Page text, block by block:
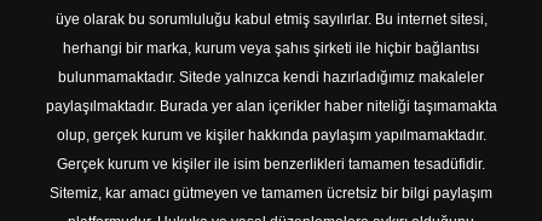
üye olarak bu sorumluluğu kabul etmiş sayılırlar. Bu internet sitesi,
herhangi bir marka, kurum veya şahıs şirketi ile hiçbir bağlantısı
bulunmamaktadır. Sitede yalnızca kendi hazırladığımız makaleler
paylaşılmaktadır. Burada yer alan içerikler haber niteliği taşımamakta
olup, gerçek kurum ve kişiler hakkında paylaşım yapılmamaktadır.
Gerçek kurum ve kişiler ile isim benzerlikleri tamamen tesadüfidir.
Sitemiz, kar amacı gütmeyen ve tamamen ücretsiz bir bilgi paylaşım